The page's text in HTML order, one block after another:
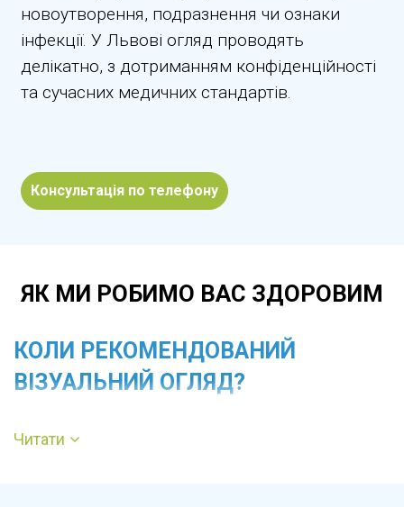
новоутворення, подразнення чи ознаки
інфекції. У Львові огляд проводять
делікатно, з дотриманням конфіденційності
та сучасних медичних стандартів.
Консультація по телефону
ЯК МИ РОБИМО ВАС ЗДОРОВИМ
КОЛИ РЕКОМЕНДОВАНИЙ
ВІЗУАЛЬНИЙ ОГЛЯД?
Читати